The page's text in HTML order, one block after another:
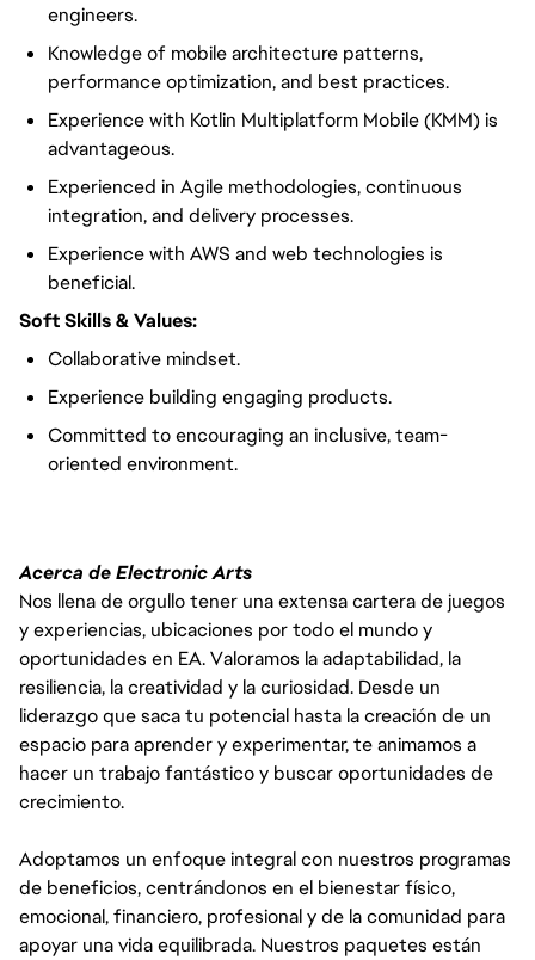
engineers.
Knowledge of mobile architecture patterns,
performance optimization, and best practices.
Experience with Kotlin Multiplatform Mobile (KMM) is
advantageous.
Experienced in Agile methodologies, continuous
integration, and delivery processes.
Experience with AWS and web technologies is
beneficial.
Soft Skills & Values:
Collaborative mindset.
Experience building engaging products.
Committed to encouraging an inclusive, team-
oriented environment.
Acerca de Electronic Arts
Nos llena de orgullo tener una extensa cartera de juegos
y experiencias, ubicaciones por todo el mundo y
oportunidades en EA. Valoramos la adaptabilidad, la
resiliencia, la creatividad y la curiosidad. Desde un
liderazgo que saca tu potencial hasta la creación de un
espacio para aprender y experimentar, te animamos a
hacer un trabajo fantástico y buscar oportunidades de
crecimiento.
Adoptamos un enfoque integral con nuestros programas
de beneficios, centrándonos en el bienestar físico,
emocional, financiero, profesional y de la comunidad para
apoyar una vida equilibrada. Nuestros paquetes están